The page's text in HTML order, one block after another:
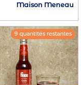
Maison Meneau
9 quantités restantes